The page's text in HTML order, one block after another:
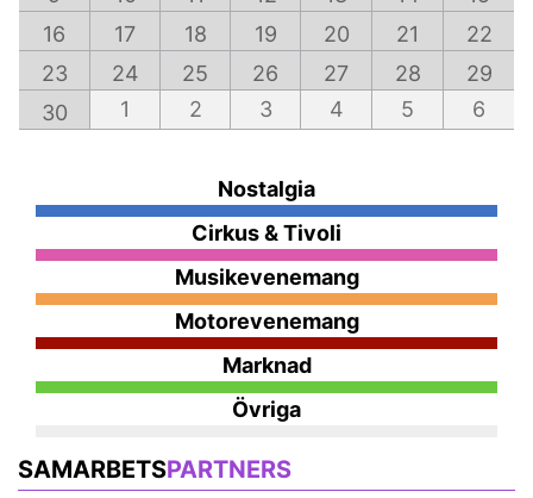
16
17 18 19 20 21
22
23
24 25 26 27 28
29
30
1 2 3 4 5 6
Nostalgia
Cirkus & Tivoli
Musikevenemang
Motorevenemang
Marknad
Övriga
SAMARBETSPARTNERS